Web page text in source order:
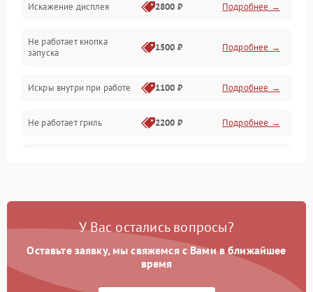
Питание и запуск
Нагрев и приготовление
Программное обеспечение
Искажение дисплея 2800 ₽ Подробнее →
Не работает кнопка
запуска
1500 ₽ Подробнее →
Искры внутри при работе 1100 ₽ Подробнее →
Не работает гриль 2200 ₽ Подробнее →
Появление запаха гари 2400 ₽ Подробнее →
Проблемы с вентилятором 2000 ₽
Поломка системы
охлаждения
Подробнее →
У Вас остались вопросы?
Оставьте заявку, мы свяжемся с Вами в ближайшее
время